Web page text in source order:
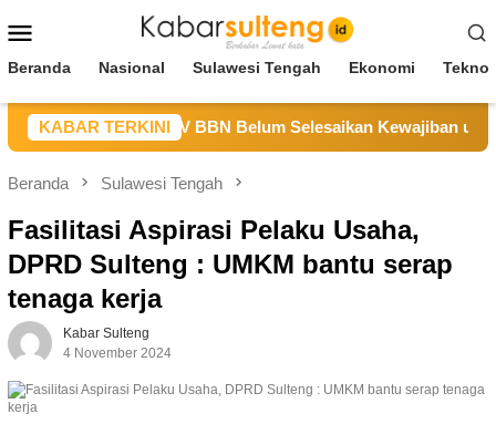
ke
Mobile
Beranda Nasional Sulawesi Tengah Ekonomi
KABAR TERKINI
Sulteng Sebut CV BBN Belum Selesaikan Kewajiban untuk
Beranda Sulawesi Tengah
Fasilitasi Aspirasi Pelaku Usaha,
DPRD Sulteng : UMKM bantu serap
tenaga kerja
Kabar Sulteng
4 November 2024